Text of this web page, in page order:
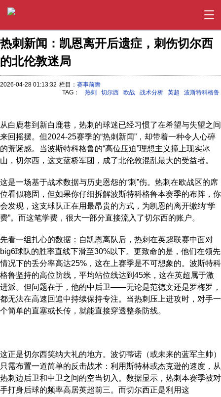
热刺新闻：凯恩离开后遗症，刺伤切尔西
的北伦敦迷局
2026-04-28 01:13:32 栏目： 赛事前瞻
TAG：
热刺 切尔西 欧战 战术分析 英超 波斯特科格鲁
从白鹿巷到新白鹿巷，热刺的球迷已经习惯了在希望与失望之间
来回摇摆。但2024-25赛季的“热刺新闻”，却带着一种令人心碎
的荒诞感。当波斯特科格鲁的“高位压迫”理想主义撞上现实冰
山，切尔西，这支蓝桥军团，成了北伦敦混乱最大的受益者。
这是一场基于战术数据与历史恩怨的“刺”伤。热刺在欧战区的席
位看似稳固，但如果你仔细拆解波斯特科格鲁本赛季的布阵，你
会发现，这支球队正在用最昂贵的方式，为凯恩的离开缴纳“学
费”。而这笔学费，很大一部分直接流入了切尔西的账户。
先看一组扎心的数据：自凯恩离队后，热刺在英超联赛中面对
big6球队的胜率直线下滑至30%以下。更致命的是，他们在领先
情况下的丢分率高达25%，这在上赛季是不可想象的。波斯特科
格鲁坚持的高位防线，平均站位线达到45米，这在英超属于激
进派。但问题在于，他的中后卫——无论是范德文还是罗梅罗，
都无法在高速回追中持续保持专注。当热刺压上进攻时，对手一
个简单的直塞或长传，就能直接穿透整条防线。
这正是切尔西笑纳大礼的地方。波切蒂诺（或未来的蓝军主帅）
只需布置一道简单的反击战术：利用斯特林或杰克逊的速度，从
热刺边后卫和中卫之间的空当切入。数据显示，热刺本赛季被对
手打身后球的频率高居英超前三。而切尔西正是利用这